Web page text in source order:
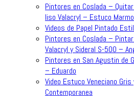
Pintores en Coslada –
liso Valacryl – Estuco
Videos de Papel Pintado
Pintores en Coslada –
Valacryl y Sideral S-500 –
Pintores en San Agustin de
– Eduardo
Video Estuco Veneciano
Contemporanea